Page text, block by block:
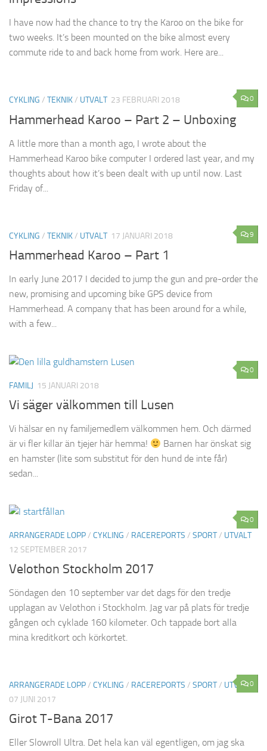
I have now had the chance to try the Karoo on the bike for
two weeks. It’s been mounted on the bike almost every
commute ride to and back home from work. Here are...
0
CYKLING / TEKNIK/ UTVALT 23 FEBRUARI 2018
Hammerhead Karoo – Part 2 – Unboxing
A little more than a month ago, I wrote about the
Hammerhead Karoo bike computer I ordered last year, and my
thoughts about how it’s been dealt with up until now. Last
Friday of...
9
CYKLING / TEKNIK/ UTVALT 17 JANUARI 2018
Hammerhead Karoo – Part 1
In early June 2017 I decided to jump the gun and pre-order the
new, promising and upcoming bike GPS device from
Hammerhead. A company that has been around for a while,
with a few...
0
FAMILJ 15 JANUARI 2018
Vi säger välkommen till Lusen
Vi hälsar en ny familjemedlem välkommen hem. Och därmed
är vi fler killar än tjejer här hemma!
Barnen har önskat sig
en hamster (lite som substitut för den hund de inte får)
sedan...
0
ARRANGERADE LOPP/ CYKLING / RACEREPORTS / SPORT/ UTVALT
12 SEPTEMBER 2017
Velothon Stockholm 2017
Söndagen den 10 september var det dags för den tredje
upplagan av Velothon i Stockholm. Jag var på plats för tredje
gången och cyklade 160 kilometer. Och tappade bort alla
mina kreditkort och körkortet.
0
ARRANGERADE LOPP/ CYKLING / RACEREPORTS / SPORT/ UTVALT
07 JUNI 2017
Girot T-Bana 2017
Eller Slowroll Ultra. Det hela kan väl egentligen, om jag ska